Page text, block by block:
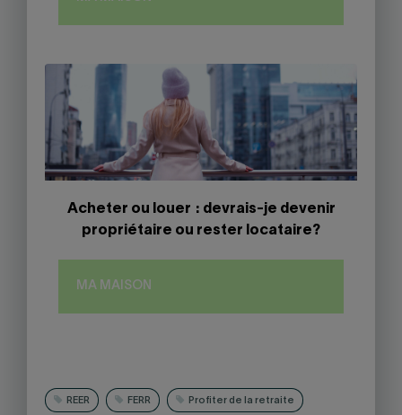
Acheter ou louer : devrais-je devenir
propriétaire ou rester locataire?
MA MAISON
REER FERR Profiter de la retraite